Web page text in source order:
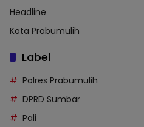
Headline
Kota Prabumulih
Label
Polres Prabumulih
DPRD Sumbar
Pali